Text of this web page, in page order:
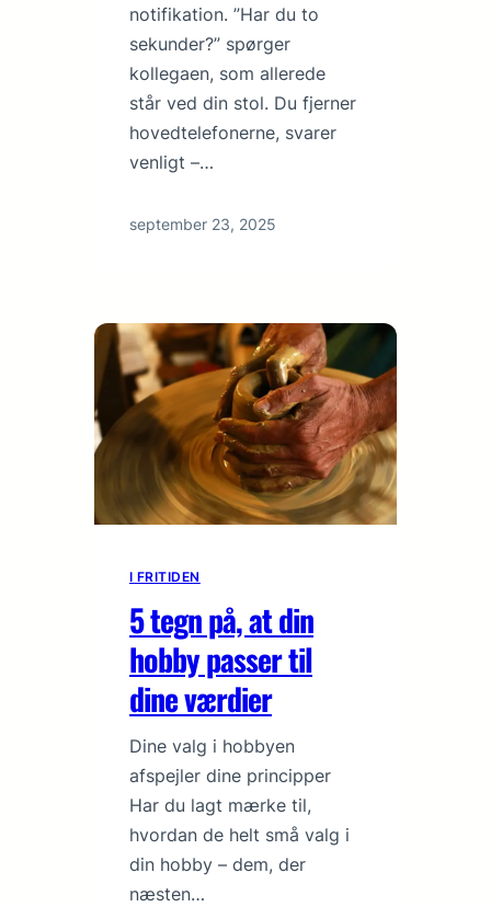
notifikation. ”Har du to
sekunder?” spørger
kollegaen, som allerede
står ved din stol. Du fjerner
hovedtelefonerne, svarer
venligt –…
september 23, 2025
I FRITIDEN
5 tegn på, at din
hobby passer til
dine værdier
Dine valg i hobbyen
afspejler dine principper
Har du lagt mærke til,
hvordan de helt små valg i
din hobby – dem, der
næsten…